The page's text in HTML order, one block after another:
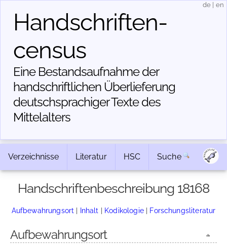
Handschriften­
census
Eine Bestandsaufnahme der
handschriftlichen Über­lieferung
deutschsprachiger Texte des
Mittelalters
de en
Verzeichnisse Literatur HSC Suche
Handschriftenbeschreibung 18168
Aufbewahrungsort | Inhalt | Kodikologie| Forschungsliteratur
Aufbewahrungsort